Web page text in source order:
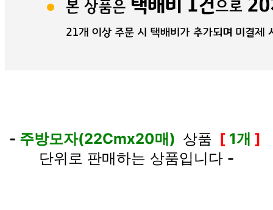
- 주방모자(22Cmx20매) 상품 [ 1개 ]
단위로 판매하는 상품입니다 -